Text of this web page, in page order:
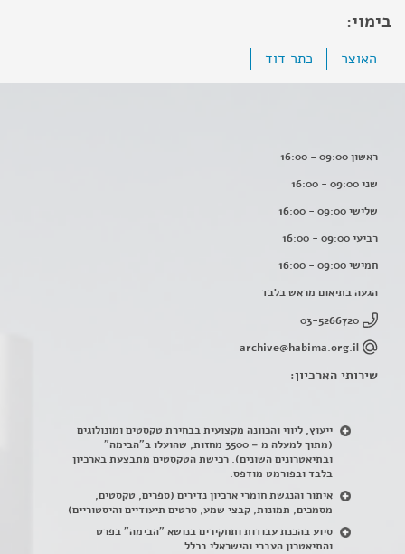
בימוי:
האוצר כתר דוד
ראשון 09:00 - 16:00
שני 09:00 - 16:00
שלישי 09:00 - 16:00
רביעי 09:00 - 16:00
חמישי 09:00 - 16:00
הגעה בתיאום מראש בלבד
03-5266720
archive@habima.org.il
שירותי הארכיון:
ייעוץ, ליווי והכוונה מקצועית בבחירת טקסטים ומונולוגים
(מתוך למעלה מ – 3500 מחזות, שהועלו ב"הבימה"
ובתיאטרונים השונים). רכישת הטקסטים מתבצעת בארכיון
בלבד ובפורמט מודפס.
איתור והנגשת חומרי ארכיון נדירים (ספרים, טקסטים,
מסמכים, תמונות, קבצי שמע, סרטים תיעודיים והיסטוריים)
סיוע בהכנת עבודות ותחקירים בנושא "הבימה" בפרט
והתיאטרון העברי והישראלי בכלל.